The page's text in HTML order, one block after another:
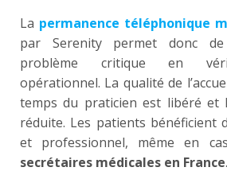
La permanence téléphonique
par Serenity permet donc
problème critique en
opérationnel. La qualité de
temps du praticien est libéré et
réduite. Les patients bénéficient
et professionnel, même en
secrétaires médicales en France.